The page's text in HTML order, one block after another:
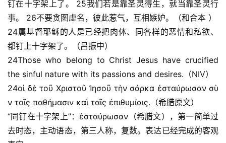
钉在十字架上了。 25我们若是靠圣灵得生，就当靠圣灵行
事。 26不要贪图虚名，彼此惹气，互相嫉妒。（和合本 ）
24属基督耶稣的人是已经把肉体、同各样的恶情和私欲、
都钉上十字架了。（吕振中）
24Those who belong to Christ Jesus have crucified
the sinful nature with its passions and desires.（NIV）
24οἱ δὲ τοῦ Χριστοῦ Ἰησοῦ τὴν σάρκα ἐσταύρωσαν σὺ
ν τοῖς παθήμασιν καὶ ταῖς ἐπιθυμίαις.（希腊原文）
“同钉在十字架上”：ἐσταύρωσαν（希腊文），第一简单过
去时态，主动语态，第三人称，复数。表达已经完成的客观